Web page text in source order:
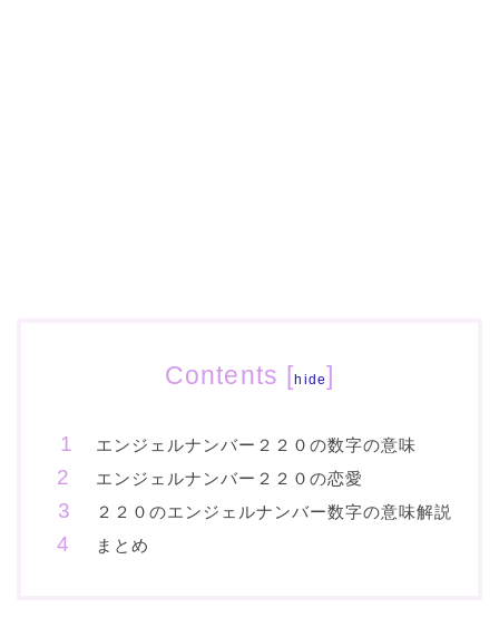
Contents [hide]
エンジェルナンバー２２０の数字の意味
エンジェルナンバー２２０の恋愛
２２０のエンジェルナンバー数字の意味解説
まとめ